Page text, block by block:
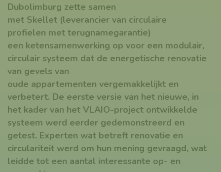
Dubolimburg zette samen
met Skellet (leverancier van circulaire
profielen met terugnamegarantie)
een ketensamenwerking op voor een modulair,
circulair systeem dat de energetische renovatie
van gevels van
oude appartementen vergemakkelijkt en
verbetert. De eerste versie van het nieuwe, in
het kader van het VLAIO-project ontwikkelde
systeem werd eerder gedemonstreerd en
getest. Experten wat betreft renovatie en
circulariteit werd om hun mening gevraagd, wat
leidde tot een aantal interessante op- en